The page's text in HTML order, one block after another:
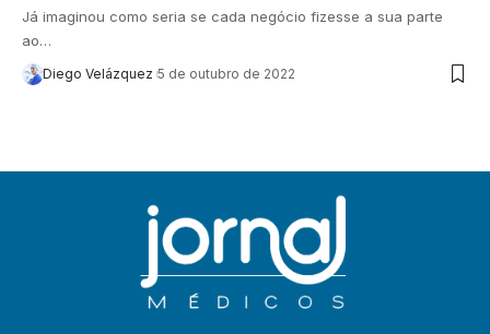
Já imaginou como seria se cada negócio fizesse a sua parte
ao…
Diego Velázquez 5 de outubro de 2022